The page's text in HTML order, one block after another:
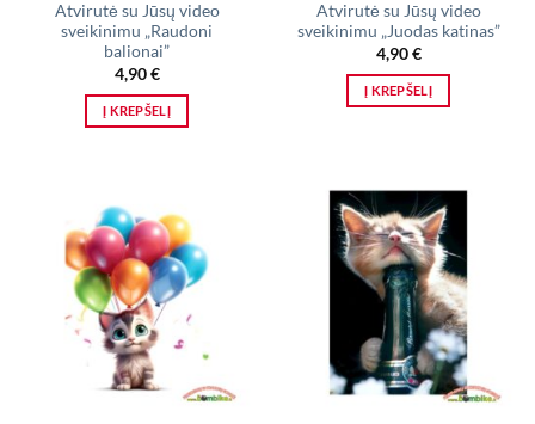
Atvirutė su Jūsų video
sveikinimu „Raudoni
balionai”
4,90€
Į KREPŠELĮ
Atvirutė su Jūsų video
sveikinimu „Juodas katinas”
4,90€
Į KREPŠELĮ